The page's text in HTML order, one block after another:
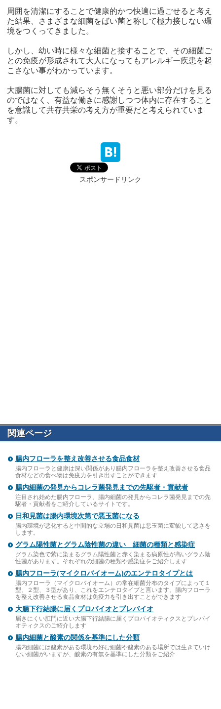
周囲を清潔にすることで健康的かつ快適に過ごせると考え
た結果、さまざまな細菌をばい菌と称して極力接しない環
境をつくってきました。
しかし、幼い時に様々な細菌と接することで、その細菌ご
との免疫が形成されて大人になってもアレルギー疾患を起
こさない事がわかっています。
大腸菌に対しても減らそう無くそうと悪い部分だけを見る
のではなく、有益な働きに感謝しつつ体内に存在すること
を意識して共存共栄の考え方が重要だと考えられていま
す。
スポンサードリンク
関連ページ
腸内フローラを整え改善させる食品食材
腸内フローラと健康は深い関係があり腸内フローラを整え改善させる食品
食材などの食べ物は免疫力を引き出すことができます
腸内細菌の発見からコレラ菌発見までの先駆者・貢献者
注目され始めた腸内フローラ、腸内細菌の発見からコレラ菌発見までの先
駆者・貢献者をご紹介しているサイトです。
日和見菌は腸内環境次第で悪玉菌になる
腸内環境が悪化すると中間的な立場の日和見菌は悪玉菌に変貌して悪さを
します。
グラム陽性菌とグラム陰性菌の違い 細菌の種類と感染症
グラム染色で紫に染まるグラム陽性菌と赤く染まる病原性が高いグラム陰
性菌があります。それぞれの細菌の種類や感染症をご紹介します
腸内フローラ(マイクロバイオーム)のエンテロタイプとは
腸内フローラ（マイクロバイオーム）の常在細菌分布のタイプによって１
型、２型、３型があり、これをエンテロタイプと言います。腸内フローラ
を整え改善させる食品食材は免疫力を引き出すことができます
大腸下行結腸に届くプロバイオとプレバイオ
届きにくい肛門に近い大腸下行結腸に届くプロバイオティクスとプレバイ
オティクスのご紹介します
腸内細菌と酸素の関係を基準にした分類
腸内細菌には酸素がある環境わ好む細菌や酸素のある場所では生きていけ
ない細菌がいますが、酸素の有無を基準にした分類をご紹介